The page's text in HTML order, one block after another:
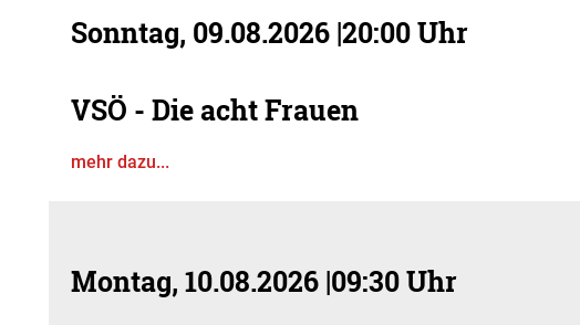
Sonntag, 09.08.2026 |20:00 Uhr
VSÖ - Die acht Frauen
mehr dazu...
Montag, 10.08.2026 |09:30 Uhr